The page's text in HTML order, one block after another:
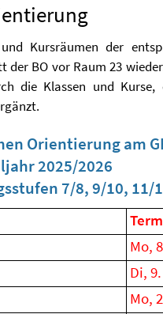
Kursräumen der
BO vor Raum 23
die Klassen und
Orientierung am
2025/2026
7/8, 9/10, 11/
Mo,
Di,
Mo,